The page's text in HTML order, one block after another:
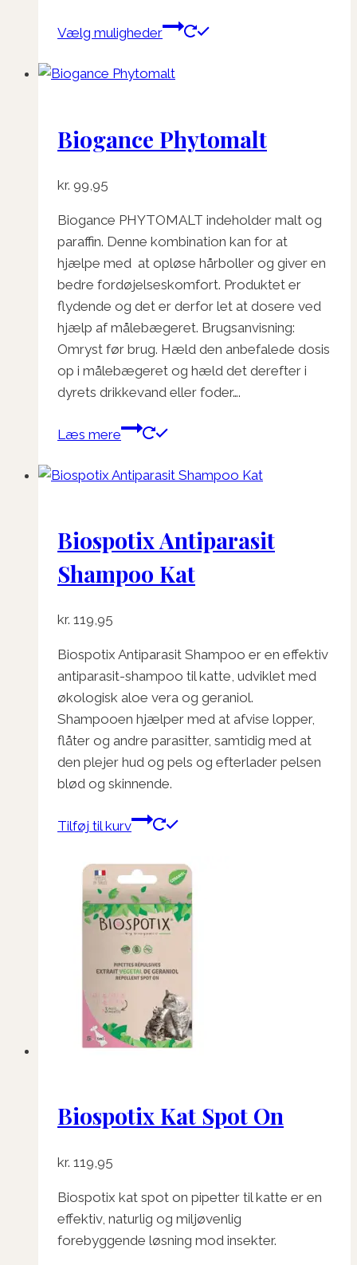
Vælg muligheder
Dette
Mulighederne
kan
varesiden
Biogance Phytomalt
kr. 99,95
Biogance PHYTOMALT indeholder malt og
paraffin. Denne kombination kan for at
hjælpe med at opløse hårboller og giver en
bedre fordøjelseskomfort. Produktet er
flydende og det er derfor let at dosere ved
hjælp af målebægeret. Brugsanvisning:
Omryst før brug. Hæld den anbefalede dosis
op i målebægeret og hæld det derefter i
dyrets drikkevand eller foder….
Læs mere
Biospotix Antiparasit
Shampoo Kat
kr. 119,95
Biospotix Antiparasit Shampoo er en effektiv
antiparasit-shampoo til katte, udviklet med
økologisk aloe vera og geraniol.
Shampooen hjælper med at afvise lopper,
flåter og andre parasitter, samtidig med at
den plejer hud og pels og efterlader pelsen
blød og skinnende.
Tilføj til kurv
Biospotix Kat Spot On
kr. 119,95
Biospotix kat spot on pipetter til katte er en
effektiv, naturlig og miljøvenlig
forebyggende løsning mod insekter.